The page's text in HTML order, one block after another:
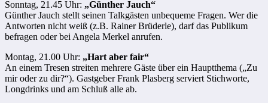
Sonntag, 21.45 Uhr: „Günther Jauch“
Günther Jauch stellt seinen Talkgästen unbequeme Fragen. Wer die
Antworten nicht weiß (z.B. Rainer Brüderle), darf das Publikum
befragen oder bei Angela Merkel anrufen.
Montag, 21.00 Uhr: „Hart aber fair“
An einem Tresen streiten mehrere Gäste über ein Hauptthema („Zu
mir oder zu dir?“). Gastgeber Frank Plasberg serviert Stichworte,
Longdrinks und am Schluß alle ab.